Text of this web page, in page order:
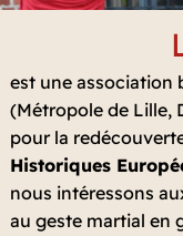
est une association
(Métropole de Lille,
pour la
Historiques
nous intéressons
au geste martial en